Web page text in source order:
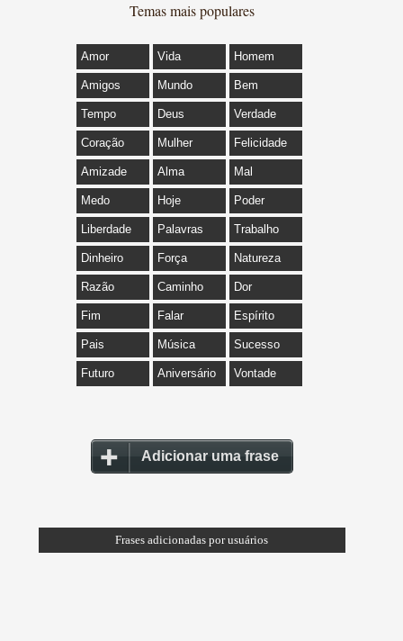
Temas mais populares
Amor Vida Homem
Amigos Mundo Bem
Tempo Deus Verdade
Coração Mulher Felicidade
Amizade Alma Mal
Medo Hoje Poder
Liberdade Palavras Trabalho
Dinheiro Força Natureza
Razão Caminho Dor
Fim Falar Espírito
Pais Música Sucesso
Futuro Aniversário Vontade
Adicionar uma frase
Frases adicionadas por usuários